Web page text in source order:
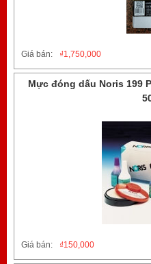
Giá bán: 1,750,000
₫
Mực đóng dấu Noris 199
Giá bán: 150,000
₫